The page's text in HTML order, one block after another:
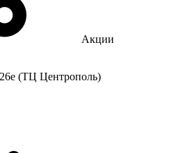
Акции
(ТЦ Центрополь)